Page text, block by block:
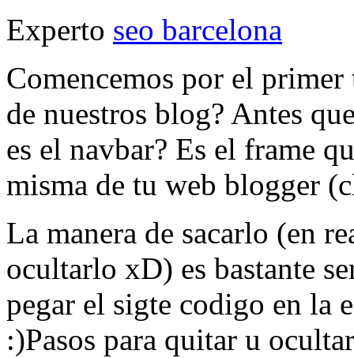
Experto seo barcelona
Comencemos por el
de nuestros blog? Antes
es el navbar? Es el frame
misma de tu web blogger
La manera de sacarlo (en
ocultarlo xD) es bastante
pegar el sigte codigo en la
:)Pasos para quitar u